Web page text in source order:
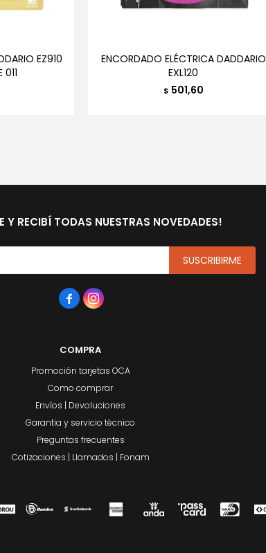
EZ910
011
ENCORDADO ELÉCTRICA DADDARIO
EXL120
$ 501,60
COMPRA
Promoción tarjetas OCA
Como comprar
Envíos | Devoluciones
Garantia y servicio técnico
Preguntas frecuentes
Cotizaciones | Llamados | Fonam
Y RECIBÍ TODAS NUESTRAS NOVEDADES!
SUSCRIBIRME
 